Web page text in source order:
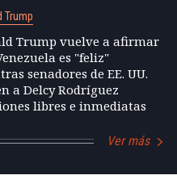
Trump
Trump vuelve a afirmar
es "feliz"
senadores de EE. UU.
a Delcy Rodríguez
libres e inmediatas
Ver más